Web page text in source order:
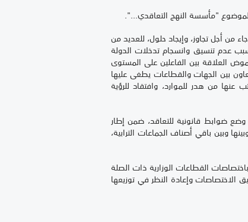
لموضوع "مأسسة النهج التعاقدي...".
من أجل تجاوز، وإيجاد حلول، للعديد من
عدم تنسيق وانسجام تدخلات الدولة
العلاقة بين الفاعلين على المستوى
بين الجهات والقطاعات يطغى عليها
عنها من هدر للموارد، وافتقاد للرؤية
ضوابط قانونية للتعاقد، ضمن إطار
وبين باقي أصناف الجماعات الترابية،
القطاعات الوزارية ذات الصلة
الاختصاصات وإعادة النظر في توزيعها